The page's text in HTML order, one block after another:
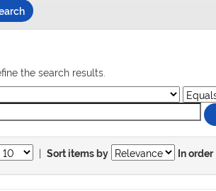
the search results.
| Sort items by In order